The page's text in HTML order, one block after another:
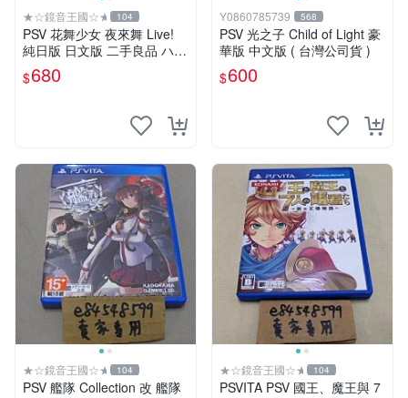
★☆鏡音王國☆★ 104
PSV 花舞少女 夜來舞 Live!
純日版 日文版 二手良品 ハナ
ヤマタ よさこいLIVE！
$680
Y0860785739 568
PSV 光之子 Child of Light 豪
華版 中文版 ( 台灣公司貨 )
$600
★☆鏡音王國☆★ 104
PSV 艦隊 Collection 改 艦隊
★☆鏡音王國☆★ 104
PSVITA PSV 國王、魔王與 7